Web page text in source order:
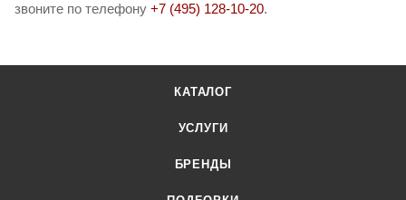
звоните по телефону +7 (495) 128-10-20.
КАТАЛОГ
УСЛУГИ
БРЕНДЫ